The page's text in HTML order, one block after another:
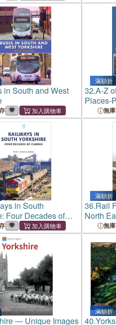
in South and West
滿額折
32.A-Z
Places-
無
in South
Four Decades of
滿額折
36.Rail
North
無
― Unique Images
滿額折
40.